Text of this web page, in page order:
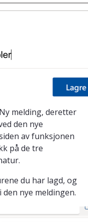
melding, deretter
den nye
av funksjonen
på de tre
du har lagd, og
nye meldingen.